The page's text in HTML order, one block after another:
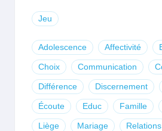
Jeu
Adolescence Affectivité
Choix Communication
Différence Discernement
Écoute Educ Famille
Liège Mariage Relations